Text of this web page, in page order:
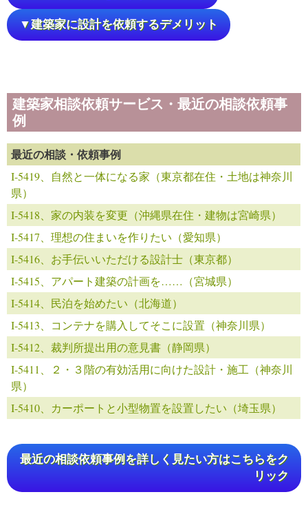
▼建築家に設計を依頼するデメリット
建築家相談依頼サービス・最近の相談依頼事
例
最近の相談・依頼事例
I-5419、自然と一体になる家（東京都在住・土地は神奈川
県）
I-5418、家の内装を変更（沖縄県在住・建物は宮崎県）
I-5417、理想の住まいを作りたい（愛知県）
I-5416、お手伝いいただける設計士（東京都）
I-5415、アパート建築の計画を……（宮城県）
I-5414、民泊を始めたい（北海道）
I-5413、コンテナを購入してそこに設置（神奈川県）
I-5412、裁判所提出用の意見書（静岡県）
I-5411、２・３階の有効活用に向けた設計・施工（神奈川
県）
I-5410、カーポートと小型物置を設置したい（埼玉県）
最近の相談依頼事例を詳しく見たい方はこちらをク
リック